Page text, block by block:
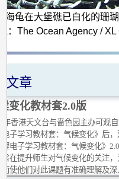
龟在大堡礁已白化的珊
：The Ocean Agency /
文章
变化教材套2.0版
年香港天文台与啬色园主办可观
电子学习教材套：气候变化》后
电子学习教材套：气候变化》
旨在提升师生对气候变化的关注
使他们对此课题有准确理解及深